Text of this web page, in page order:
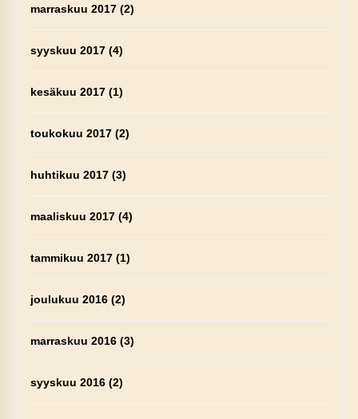
marraskuu 2017(2)
syyskuu 2017(4)
kesäkuu 2017(1)
toukokuu 2017(2)
huhtikuu 2017(3)
maaliskuu 2017(4)
tammikuu 2017(1)
joulukuu 2016(2)
marraskuu 2016(3)
syyskuu 2016(2)